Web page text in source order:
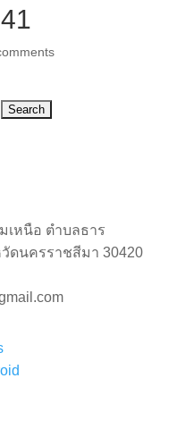
เหนือ ตำบลธาร
ดนครราชสีมา 30420